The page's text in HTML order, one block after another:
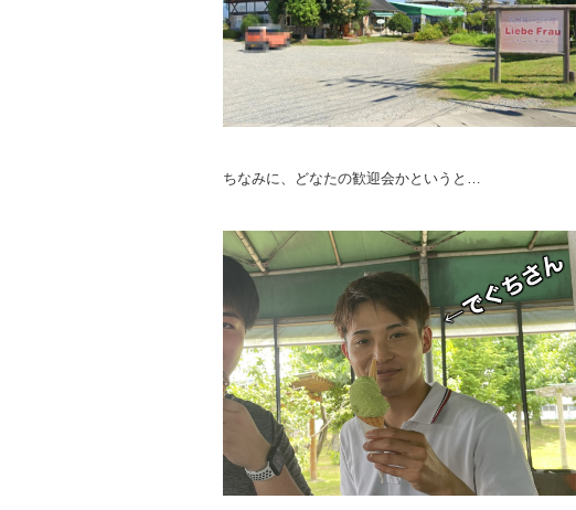
ちなみに、どなたの歓迎会かというと…